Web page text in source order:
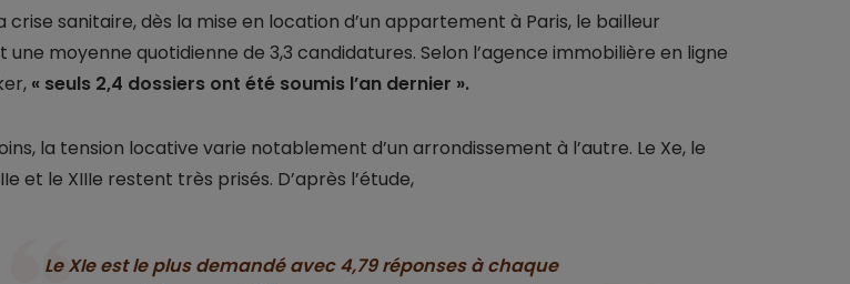
crise sanitaire, dès la mise en location d’un appartement à Paris, le bailleur
une moyenne quotidienne de 3,3 candidatures. Selon l’agence immobilière en ligne
« seuls 2,4 dossiers ont été soumis l’an dernier ».
la tension locative varie notablement d’un arrondissement à l’autre. Le Xe, le
et le XIIIe restent très prisés. D’après l’étude,
Le XIe est le plus demandé avec 4,79 réponses à chaque